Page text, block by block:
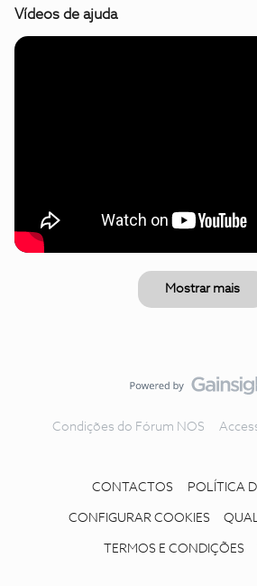
Vídeos de ajuda
Mostrar mais
Condições do Fórum NOS
CONTACTOS POLÍTICA
CONFIGURAR COOKIES
TERMOS E CONDIÇÕES